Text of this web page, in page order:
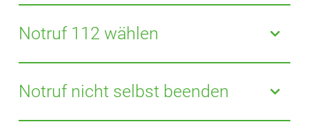
Zögern Sie bei Verdacht auf Herzinfarkt nicht, den
Notarzt zu rufen, auch nicht in der Nacht, am
Notruf 112 wählen
Rufen Sie sofort den Notarzt, nicht erst Verwandte
oder Bekannte, und äußern Sie Ihren Verdacht auf
Notruf nicht selbst beenden
Nennen Sie die genaue Adresse und bleiben Sie in der